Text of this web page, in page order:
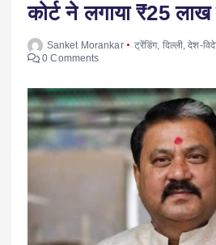
कोर्ट ने लगाया ₹25 लाख
Sanket Morankar ट्रेंडिंग, दिल्ली ,देश-
0 Comments